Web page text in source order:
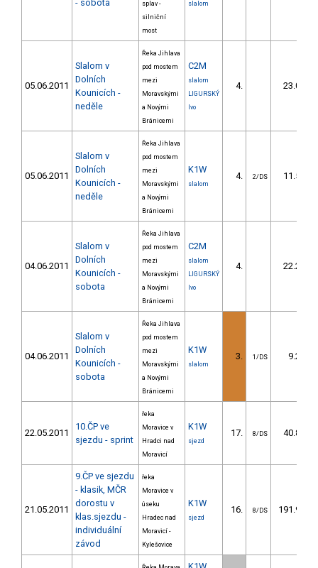
- sobota
splav -
silniční
most
slalom
05.06.2011
Slalom v
Dolních
Kounicích -
neděle
Řeka Jihlava
pod mostem
mezi
Moravskými
a Novými
Bránicemi
C2M
slalom
LIGURSKÝ
Ivo
4. 23.00
05.06.2011
Slalom v
Dolních
Kounicích -
neděle
Řeka Jihlava
pod mostem
mezi
Moravskými
a Novými
Bránicemi
K1W
slalom
4. 2/DS 11.50
04.06.2011
Slalom v
Dolních
Kounicích -
sobota
Řeka Jihlava
pod mostem
mezi
Moravskými
a Novými
Bránicemi
C2M
slalom
LIGURSKÝ
Ivo
4. 22.20
04.06.2011
Slalom v
Dolních
Kounicích -
sobota
Řeka Jihlava
pod mostem
mezi
Moravskými
a Novými
Bránicemi
K1W
slalom
3. 1/DS 9.20
22.05.2011
10.ČP ve
sjezdu - sprint
řeka
Moravice v
Hradci nad
Moravicí
K1W
sjezd
17. 8/DS 40.86
21.05.2011
9.ČP ve sjezdu
- klasik, MČR
dorostu v
klas.sjezdu -
individuální
závod
řeka
Moravice v
úseku
Hradec nad
Moravicí -
Kylešovice
K1W
sjezd
16. 8/DS 191.94